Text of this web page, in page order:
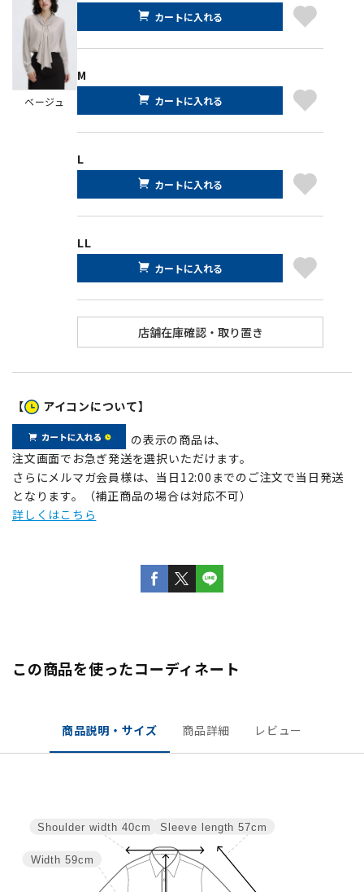
ベージュ
カートに入れる
M
カートに入れる
L
カートに入れる
LL
カートに入れる
【 アイコンについて】
の表示の商品は、
注文画面でお急ぎ発送を選択いただけます。
さらにメルマガ会員様は、当日12:00までのご注文で当日発送
となります。（補正商品の場合は対応不可）
詳しくはこちら
この商品を使ったコーディネート
商品説明・サイズ 商品詳細 レビュー
Sleeve length 57cm
Width 59cm
Shoulder width 40cm